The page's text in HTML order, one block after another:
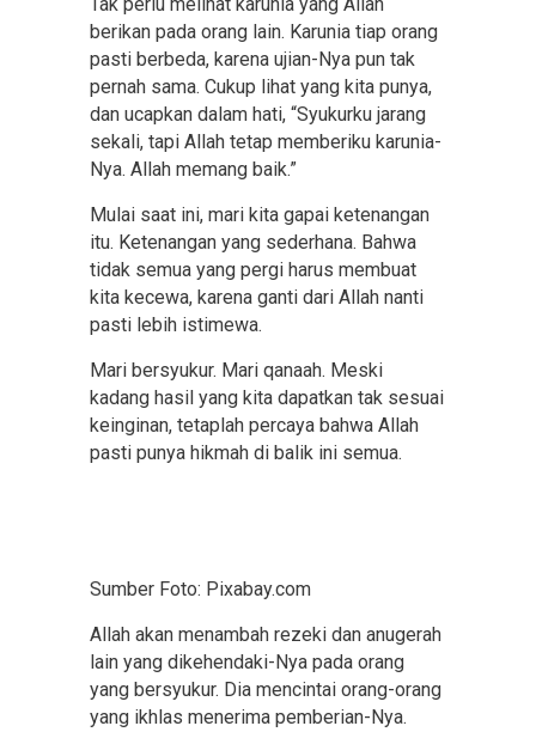
berikan pada orang lain. Karunia tiap orang
pasti berbeda, karena ujian-Nya pun tak
pernah sama. Cukup lihat yang kita punya,
dan ucapkan dalam hati, “Syukurku jarang
sekali, tapi Allah tetap memberiku karunia-
Nya. Allah memang baik.”
Mulai saat ini, mari kita gapai ketenangan
itu. Ketenangan yang sederhana. Bahwa
tidak semua yang pergi harus membuat
kita kecewa, karena ganti dari Allah nanti
pasti lebih istimewa.
Mari bersyukur. Mari qanaah. Meski
kadang hasil yang kita dapatkan tak sesuai
keinginan, tetaplah percaya bahwa Allah
pasti punya hikmah di balik ini semua.
Sumber Foto: Pixabay.com
Allah akan menambah rezeki dan anugerah
lain yang dikehendaki-Nya pada orang
yang bersyukur. Dia mencintai orang-orang
yang ikhlas menerima pemberian-Nya.